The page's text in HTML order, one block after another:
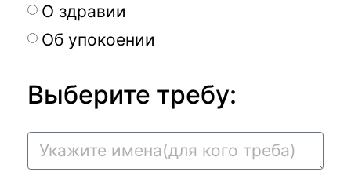
О здравии
Об упокоении
Выберите требу: